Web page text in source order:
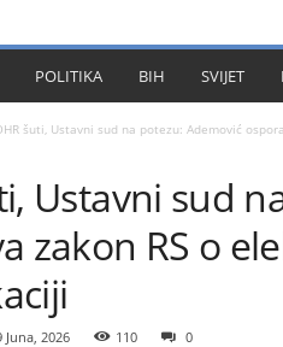
POLITIKA BIH SVIJET
šuti, Ustavni sud na potezu: Ademović
Ustavni sud
zakon RS o
Juna, 2026 110 0